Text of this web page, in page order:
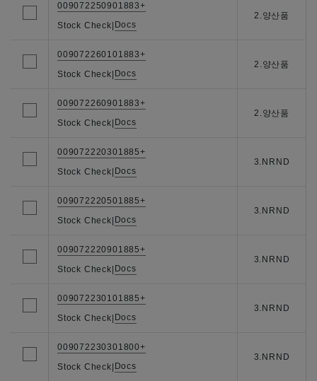
009072250901883+
Stock Check| Docs
2.양산품
009072260101883+
Stock Check| Docs
2.양산품
009072260901883+
Stock Check| Docs
2.양산품
009072220301885+
Stock Check| Docs
3.NRND
009072220501885+
Stock Check| Docs
3.NRND
009072220901885+
Stock Check| Docs
3.NRND
009072230101885+
Stock Check| Docs
3.NRND
009072230301800+
Stock Check| Docs
3.NRND